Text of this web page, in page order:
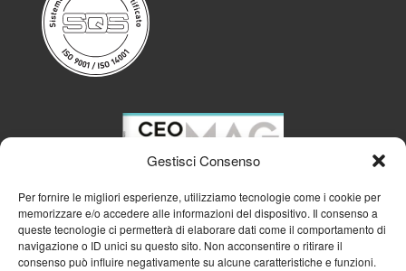
Gestisci Consenso
Per fornire le migliori esperienze, utilizziamo tecnologie come i cookie per
memorizzare e/o accedere alle informazioni del dispositivo. Il consenso a
queste tecnologie ci permetterà di elaborare dati come il comportamento di
navigazione o ID unici su questo sito. Non acconsentire o ritirare il
consenso può influire negativamente su alcune caratteristiche e funzioni.